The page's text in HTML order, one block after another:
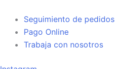
Seguimiento de pedidos
Pago Online
Trabaja con nosotros